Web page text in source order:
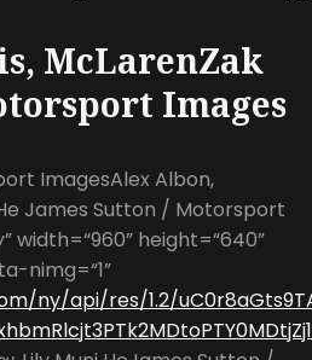
McLarenZak
Images
ImagesAlex Albon,
James Sutton / Motorsport
width=“960” height=“640”
nimg=“1”
ny/api/res/1.2/